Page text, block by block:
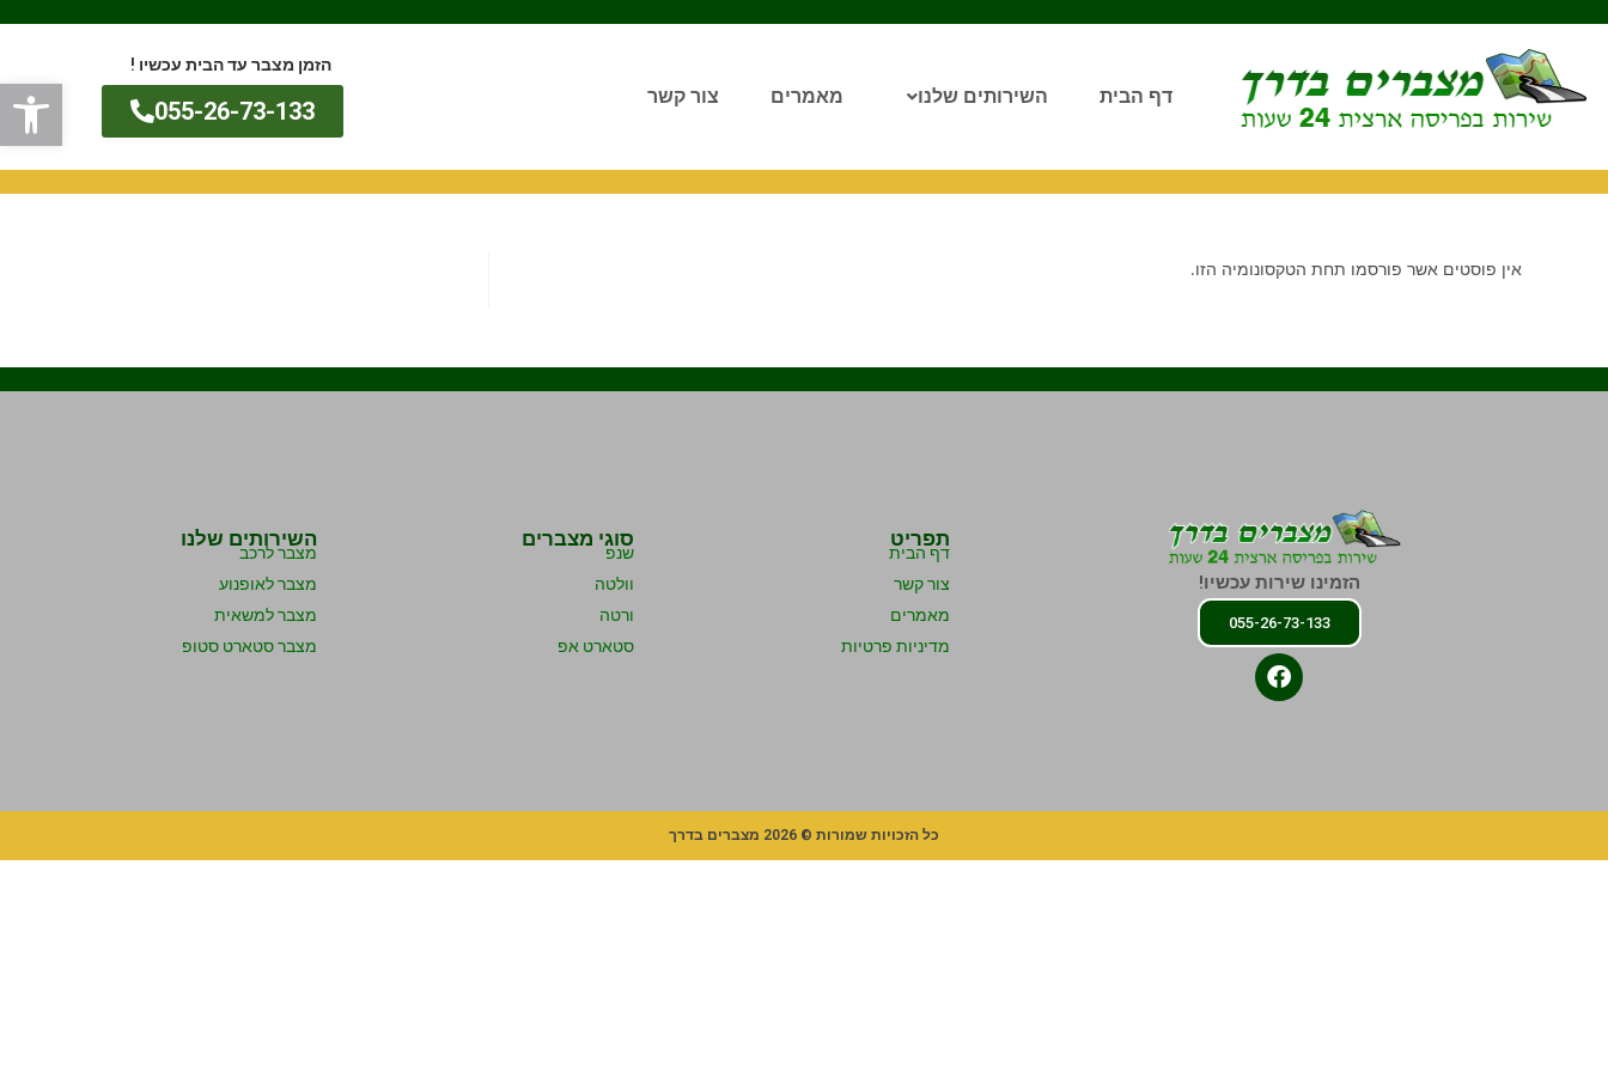
דף הבית השירותים שלנו מאמרים צור קשר
הזמן מצבר עד הבית עכשיו !
055-26-73-133
אין פוסטים אשר פורסמו תחת הטקסונומיה הזו.
הזמינו שירות עכשיו!
055-26-73-133
תפריט
דף הבית
צור קשר
מאמרים
מדיניות פרטיות
סוגי מצברים
שנפ
וולטה
ורטה
סטארט אפ
השירותים שלנו
מצבר לרכב
מצבר לאופנוע
מצבר למשאית
מצבר סטארט סטופ
כל הזכויות שמורות © 2026 מצברים בדרך